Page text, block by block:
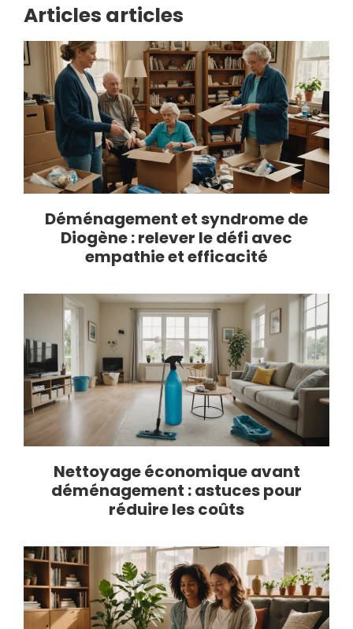
Articles articles
Déménagement et syndrome de
Diogène : relever le défi avec
empathie et efficacité
Nettoyage économique avant
déménagement : astuces pour
réduire les coûts